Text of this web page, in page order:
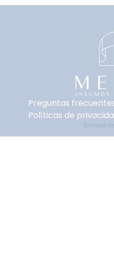
Preguntas
Políticas de
Ennoble